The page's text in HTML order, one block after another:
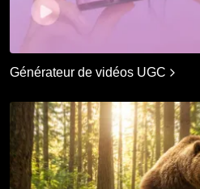
Générateur de vidéos UGC